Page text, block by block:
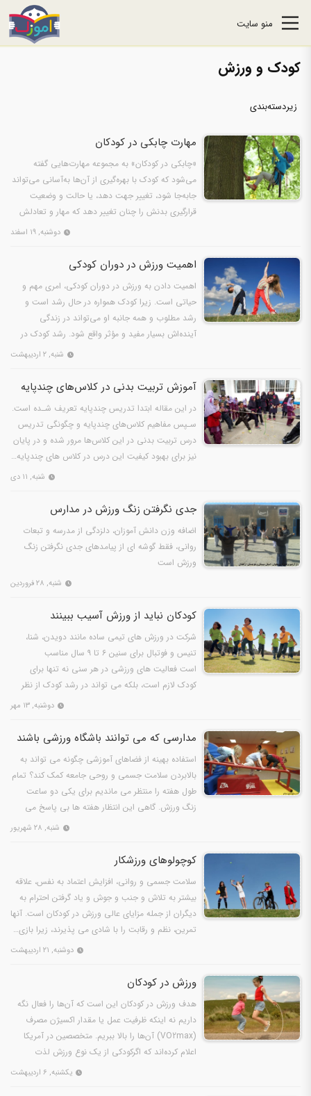
منو سایت
کودک و ورزش
زیردسته‌بندی
مهارت چابکی در کودکان
«چابکی در کودکان» به مجموعه مهارت‌هایی گفته
می‌شود که کودک با بهره‌گیری از آن‌ها به‌آسانی می‌تواند
جابه‌جا شود، تغییر جهت دهد، یا حالت و وضعیت
قرارگیری بدنش را چنان تغییر دهد که مهار و تعادلش
دوشنبه, ۱۹ اسفند
اهمیت ورزش در دوران کودکی
اهمیت دادن به ورزش در دوران کودکی، امری مهم و
حیاتی است. زیرا کودک همواره در حال رشد است و
رشد مطلوب و همه جانبه او می‌تواند در زندگی
آینده‌اش بسیار مفید و مؤثر واقع شود. رشد کودک در
شنبه, ۲ اردیبهشت
آموزش تربیت بدنی در کلاس‌های چندپایه
در این مقاله ابتدا تدریس چندپایه تعریف شـده است.
سـپس مفاهیم کلاس‌های چندپایه و چگونگی تدریس
درس تربیت بدنی در این کلاس‌ها مرور شده و در پایان
نیز برای بهبود کیفیت این درس در کلاس های چندپایه…
شنبه, ۱۱ دی
جدی نگرفتن زنگ ورزش در مدارس
اضافه وزن دانش آموزان، دلزدگی از مدرسه و تبعات
روانی، فقط گوشه ای از پیامدهای جدی نگرفتن زنگ
ورزش است
شنبه, ۲۸ فروردین
کودکان نباید از ورزش آسیب ببینند
شرکت در ورزش های تیمی ساده مانند دویدن، شنا،
تنیس و فوتبال برای سنین ۶ تا ۹ سال مناسب
است فعالیت های ورزشی در هر سنی نه تنها برای
کودک لازم است، بلکه می تواند در رشد کودک از نظر
دوشنبه, ۱۳ مهر
مدارسی که می توانند باشگاه ورزشی باشند
استفاده بهینه از فضاهای آموزشی چگونه می تواند به
بالابردن سلامت جسمی و روحی جامعه کمک کند؟ تمام
طول هفته را منتظر می ماندیم برای یکی دو ساعت
زنگ ورزش. گاهی این انتظار هفته ها بی پاسخ می
شنبه, ۲۸ شهریور
كوچولوهای ورزشكار
سلامت جسمي و رواني، افزايش اعتماد به نفس، علاقه
بيشتر به تلاش و جنب و جوش و ياد گرفتن احترام به
ديگران از جمله مزاياي عالي ورزش در كودكان است. آنها
تمرين، نظم و رقابت را با شادي مي پذيرند، زيرا بازي…
دوشنبه, ۲۱ اردیبهشت
ورزش در كودكان
هدف ورزش در کودکان این است که آن‌ها را فعال نگه
داریم نه اینکه ظرفیت عمل یا مقدار اکسیژن مصرف
(VO2max) آن‌ها را بالا ببریم. متخصصین در آمریکا
اعلام کرده‌اند که اگرکودکی از یک نوع ورزش لذت
یکشنبه, ۶ اردیبهشت